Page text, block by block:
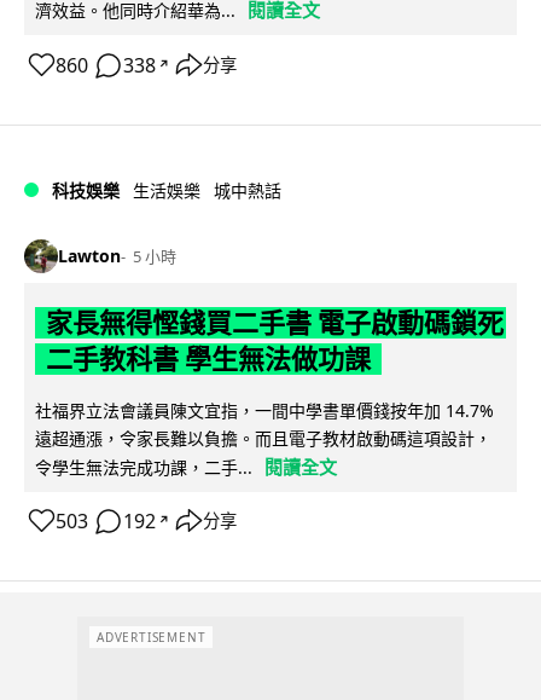
濟效益。他同時介紹華為...
閱讀全文
860 338 ↗ 分享
科技娛樂 生活娛樂 城中熱話
Lawton 5 小時
家長無得慳錢買二手書 電子啟動碼鎖死
二手教科書 學生無法做功課
社福界立法會議員陳文宜指，一間中學書單價錢按年加 14.7%
遠超通漲，令家長難以負擔。而且電子教材啟動碼這項設計，
令學生無法完成功課，二手...
閱讀全文
503 192 ↗ 分享
ADVERTISEMENT